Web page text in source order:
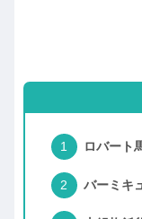
ロバート
バーミキ